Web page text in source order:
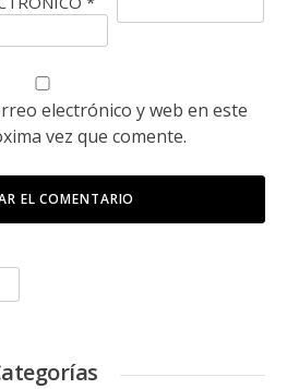
electrónico y web en este
vez que comente.